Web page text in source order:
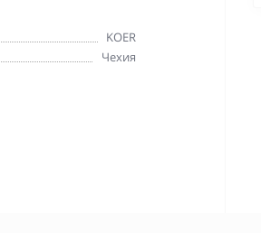
KOER
Чехия